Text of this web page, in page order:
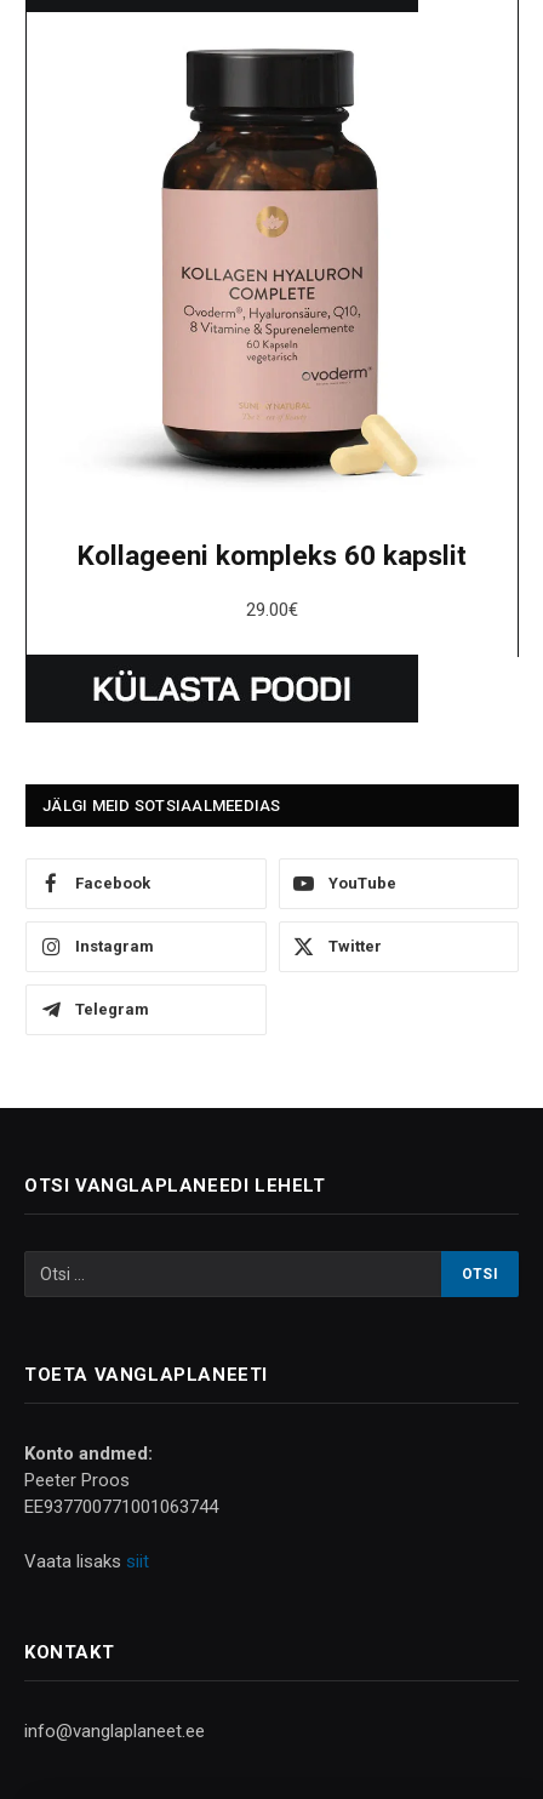
Kollageeni kompleks 60 kapslit
29.00€
JÄLGI MEID SOTSIAALMEEDIAS
Facebook YouTube
Instagram Twitter
Telegram
OTSI VANGLAPLANEEDI LEHELT
TOETA VANGLAPLANEETI
Konto andmed:
Peeter Proos
EE937700771001063744
Vaata lisaks siit
KONTAKT
info@vanglaplaneet.ee